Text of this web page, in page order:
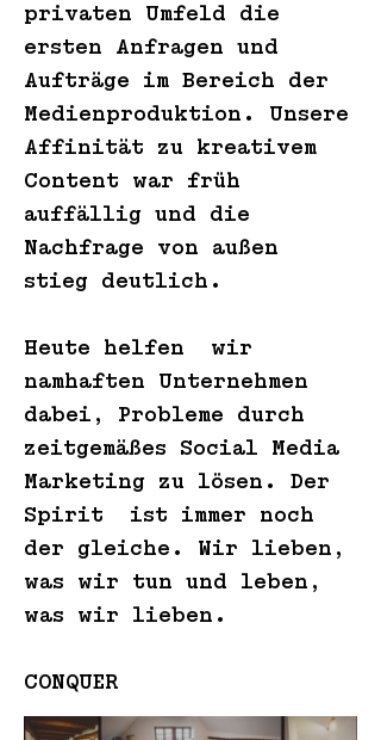
privaten Umfeld die
ersten Anfragen und
Aufträge im Bereich der
Medienproduktion. Unsere
Affinität zu kreativem
Content war früh
auffällig und die
Nachfrage von außen
stieg deutlich.
Heute helfen wir
namhaften Unternehmen
dabei, Probleme durch
zeitgemäßes Social Media
Marketing zu lösen. Der
Spirit ist immer noch
der gleiche. Wir lieben,
was wir tun und leben,
was wir lieben.
CONQUER